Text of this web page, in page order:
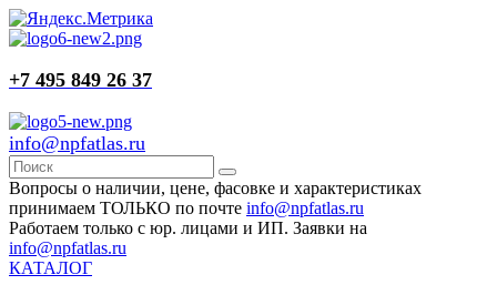
+7 495 849 26 37
info@npfatlas.ru
Вопросы о наличии, цене, фасовке и характеристиках
принимаем ТОЛЬКО по почте info@npfatlas.ru
Работаем только с юр. лицами и ИП. Заявки на
info@npfatlas.ru
КАТАЛОГ